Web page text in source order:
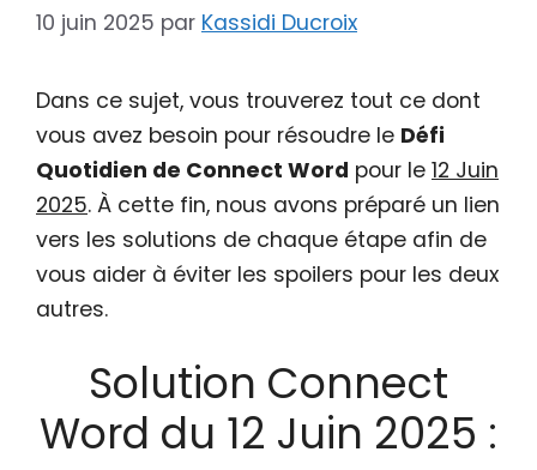
10 juin 2025 par Kassidi Ducroix
Dans ce sujet, vous trouverez tout ce dont
vous avez besoin pour résoudre le Défi
Quotidien de Connect Word pour le 12 Juin
2025. À cette fin, nous avons préparé un lien
vers les solutions de chaque étape afin de
vous aider à éviter les spoilers pour les deux
autres.
Solution Connect
Word du 12 Juin 2025 :